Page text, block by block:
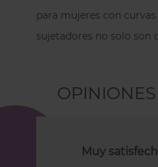
para mujeres con
sujetadores no solo son
Muy